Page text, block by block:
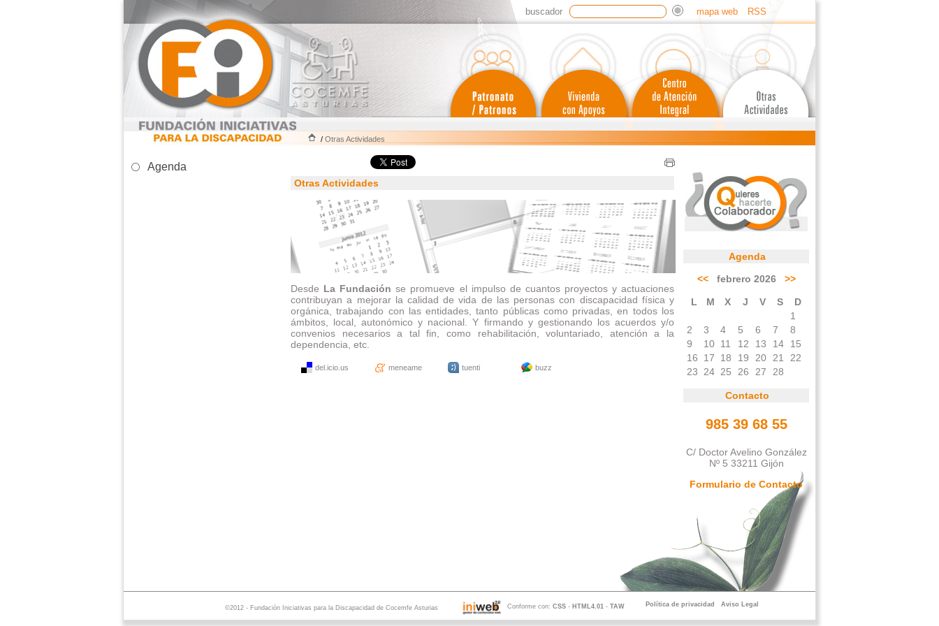
buscador mapa web RSS
/ Otras Actividades
Agenda
Otras Actividades
Desde La Fundación se promueve el impulso de cuantos proyectos y actuaciones
contribuyan a mejorar la calidad de vida de las personas con discapacidad física y
orgánica, trabajando con las entidades, tanto públicas como privadas, en todos los
ámbitos, local, autonómico y nacional. Y firmando y gestionando los acuerdos y/o
convenios necesarios a tal fin, como rehabilitación, voluntariado, atención a la
dependencia, etc.
del.icio.us meneame tuenti buzz
Agenda
<<febrero 2026 >>
L M X J V S
D
1
2
3 4 5 6 7
8
9
10 11 12 13 14
15
16
17 18 19 20 21
22
23
24 25 26 27 28
Contacto
985 39 68 55
C/ Doctor Avelino González
Nº 5 33211 Gijón
Formulario de Contacto
©2012 - Fundación Iniciativas para la Discapacidad de Cocemfe Asturias Conforme con: CSS- HTML4.01- TAW Política de privacidad Aviso Legal